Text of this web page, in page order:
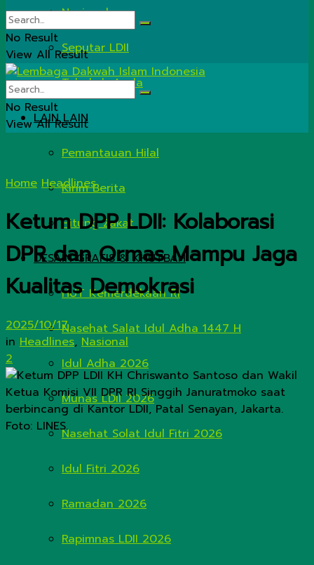
Nasional
Seputar LDII
Tahukah Anda
LAIN LAIN
Pemantauan Hilal
Kirim Berita
Hitung Zakat
DESAIN GRAFIS & KHUTBAH
HUT Kemerdekaan RI
Nasehat Salat Idul Adha 1447 H
Idul Adha 2026
Munas LDII 2026
Nasehat Solat Idul Fitri 2026
Idul Fitri 2026
Ramadan 2026
Rapimnas LDII 2026
No Result
View All Result
No Result
View All Result
Home Headlines
Ketum DPP LDII: Kolaborasi
DPR dan Ormas Mampu Jaga
Kualitas Demokrasi
2025/10/17
in Headlines, Nasional
2